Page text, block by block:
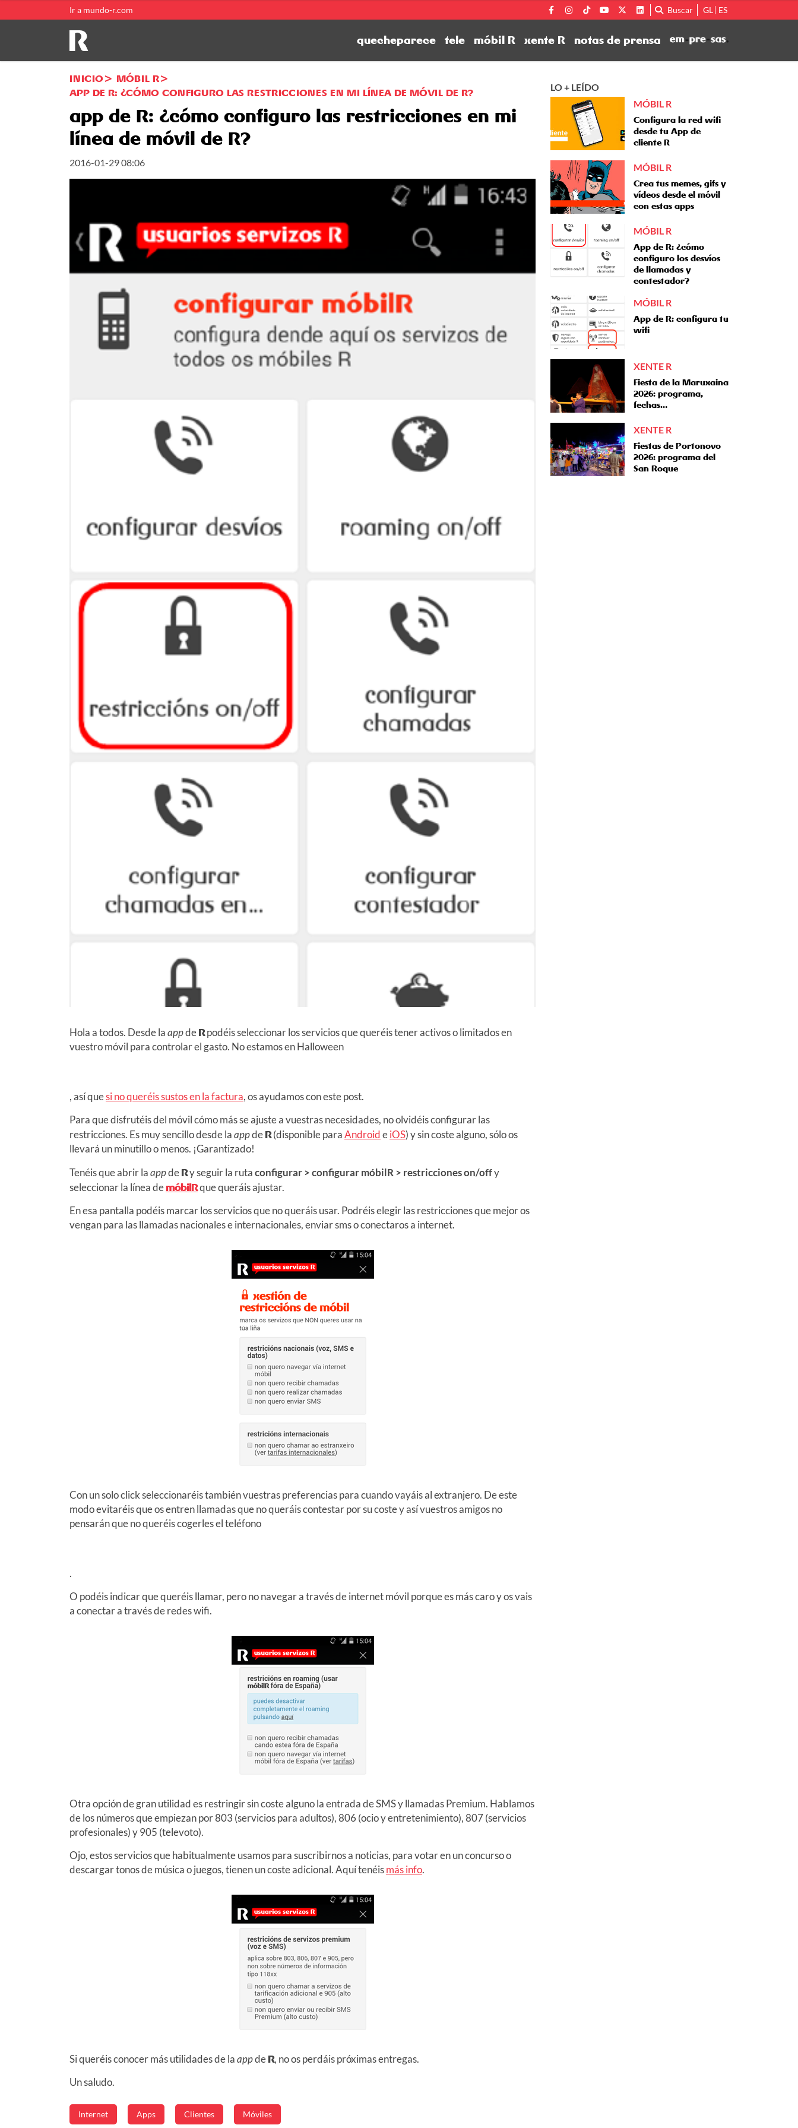
Ir a mundo-r.com Buscar GL ES
quecheparece tele móbil R xente R notas de prensa
INICIO
MÓBIL R
APP DE R: ¿CÓMO CONFIGURO LAS RESTRICCIONES EN MI LÍNEA DE MÓVIL DE R?
app de R: ¿cómo configuro las restricciones en mi
línea de móvil de R?
2016-01-29 08:06
Hola a todos. Desde laappdeRpodéis seleccionar los servicios que queréis tener activos o limitados en
vuestro móvil para controlar el gasto. No estamos en Halloween
, así quesi no queréis sustos en la factura, os ayudamos con este post.
Para que disfrutéis del móvil cómo más se ajuste a vuestras necesidades, no olvidéis configurar las
restricciones. Es muy sencillo desde laappdeR(disponible paraAndroideiOS) y sin coste alguno, sólo os
llevará un minutillo o menos. ¡Garantizado!
Tenéis que abrir laappdeRy seguir la rutaconfigurar > configurar móbilR > restricciones on/offy
seleccionar la línea demóbilRque queráis ajustar.
En esa pantalla podéis marcar los servicios que no queráis usar. Podréis elegir las restricciones que mejor os
vengan para las llamadas nacionales e internacionales, enviar sms o conectaros a internet.
Con un solo click seleccionaréis también vuestras preferencias para cuando vayáis al extranjero. De este
modo evitaréis que os entren llamadas que no queráis contestar por su coste y así vuestros amigos no
pensarán que no queréis cogerles el teléfono
.
O podéis indicar que queréis llamar, pero no navegar a través de internet móvil porque es más caro y os vais
a conectar a través de redes wifi.
Otra opción de gran utilidad es restringir sin coste alguno la entrada de SMS y llamadas Premium. Hablamos
de los números que empiezan por 803 (servicios para adultos), 806 (ocio y entretenimiento), 807 (servicios
profesionales) y 905 (televoto).
Ojo, estos servicios que habitualmente usamos para suscribirnos a noticias, para votar en un concurso o
descargar tonos de música o juegos, tienen un coste adicional. Aquí tenéismás info.
Si queréis conocer más utilidades de laappdeR, no os perdáis próximas entregas.
Un saludo.
Internet Apps Clientes Móviles
LO + LEÍDO
MÓBIL R
Configura la red wifi
desde tu App de
cliente R
MÓBIL R
Crea tus memes, gifs y
vídeos desde el móvil
con estas apps
MÓBIL R
App de R: ¿cómo
configuro los desvíos
de llamadas y
contestador?
MÓBIL R
App de R: configura tu
wifi
XENTE R
Fiesta de la Maruxaina
2026: programa,
fechas…
XENTE R
Fiestas de Portonovo
2026: programa del
San Roque